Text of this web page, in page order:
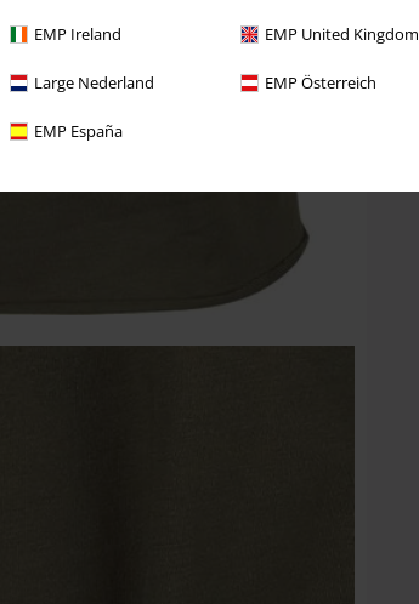
EMP Ireland EMP United Kingdom
Large Nederland EMP Österreich
EMP España